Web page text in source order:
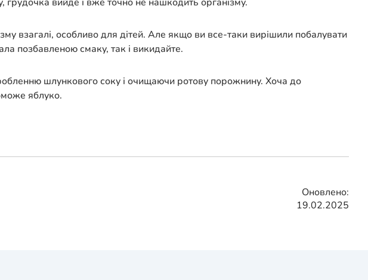
взагалі, особливо для дітей. Але якщо ви все-таки вирішили побалувати
позбавленою смаку, так і викидайте.
шлункового соку і очищаючи ротову порожнину. Хоча до
яблуко.
Оновлено:
19.02.2025